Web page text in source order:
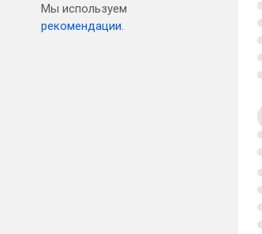
Мы используем
рекомендации.